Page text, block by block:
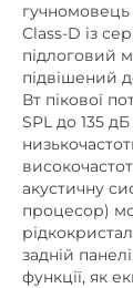
гучномовець
Class-D із
підлоговий
підвішений
Вт пікової
SPL до 135
акустичну
процесор)
задній
функції, як